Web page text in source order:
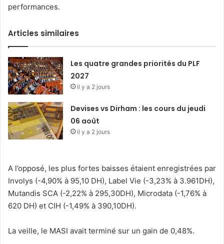
performances.
Articles similaires
Les quatre grandes priorités du PLF
2027
il y a 2 jours
Devises vs Dirham : les cours du jeudi
06 août
il y a 2 jours
A l’opposé, les plus fortes baisses étaient enregistrées par
Involys (-4,90% à 95,10 DH), Label Vie (-3,23% à 3.961DH),
Mutandis SCA (-2,22% à 295,30DH), Microdata (-1,76% à
620 DH) et CIH (-1,49% à 390,10DH).
La veille, le MASI avait terminé sur un gain de 0,48%.